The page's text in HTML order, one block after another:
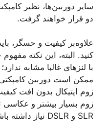
سایر دوربین‌ها، نظیر
دو قرار خواهند گرفت.
علاوه‌بر کیفیت و حسگر،
کنید. البته، این نکته
با لنزهای غالبا مشابه
ممکن است دوربین
زوم اپتیکال بدون افت
زوم بسیار بیشتر و عکاسی
SLR و DSLR نیاز داشته‌ باشید.